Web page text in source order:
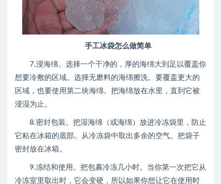
手工冰袋怎么做简单
7.浸海绵。选择一个干净的，厚的海绵大到足以覆盖你
想要冷敷的区域。选择无磨料的海绵擦洗。要覆盖更大的
区域，也要使用第二块海绵。把海绵放在水里，直到它被
浸湿为止。
8.密封包装。把湿海绵（或海绵）放进冷冻袋里，防止
它粘在冰箱的底部。从冷冻袋中取出多余的空气。把袋子
密封放在冰箱。
9.冻结和使用。把包裹冷冻几小时。当你第一次把它从
冷冻室里取出时，它会变硬，所以如果你想让它在使用时